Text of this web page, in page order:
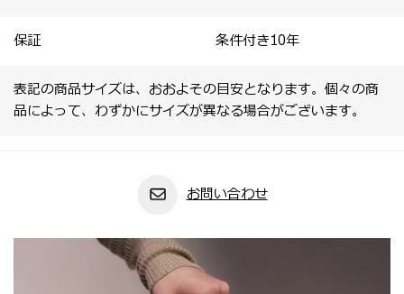
保証 条件付き10年
表記の商品サイズは、おおよその目安となります。個々の商
品によって、わずかにサイズが異なる場合がございます。
お問い合わせ